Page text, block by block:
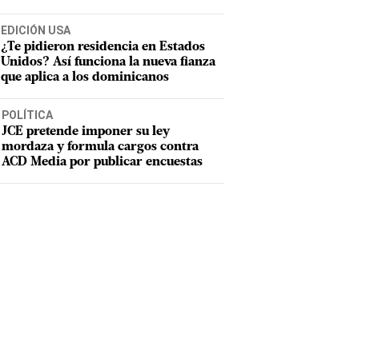
EDICIÓN USA
¿Te pidieron residencia en Estados
Unidos? Así funciona la nueva fianza
que aplica a los dominicanos
POLÍTICA
JCE pretende imponer su ley
mordaza y formula cargos contra
ACD Media por publicar encuestas